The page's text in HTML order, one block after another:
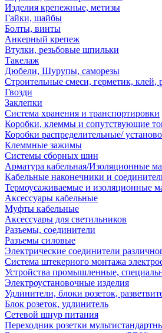
Изделия крепежные, метизы
Гайки, шайбы
Болты, винты
Анкерный крепеж
Втулки, резьбовые шпильки
Такелаж
Дюбели, Шурупы, саморезы
Строительные смеси, герметик, клей,
Гвозди
Заклепки
Система хранения и транспортировки
Коробки, клеммы и сопутствующие
Коробки распределительные/
Клеммные зажимы
Системы сборных шин
Арматура кабельная/Изоляционные
Кабельные наконечники и
Термоусаживаемые и изоляционные
Аксессуары кабельные
Муфты кабельные
Аксессуары для светильников
Разъемы, соединители
Разъемы силовые
Электрические соединители
Система штекерного монтажа
Устройства промышленные,
Электроустановочные изделия
Удлинители, блоки розеток,
Блок розеток, удлинитель
Сетевой шнур питания
Переходник розетки